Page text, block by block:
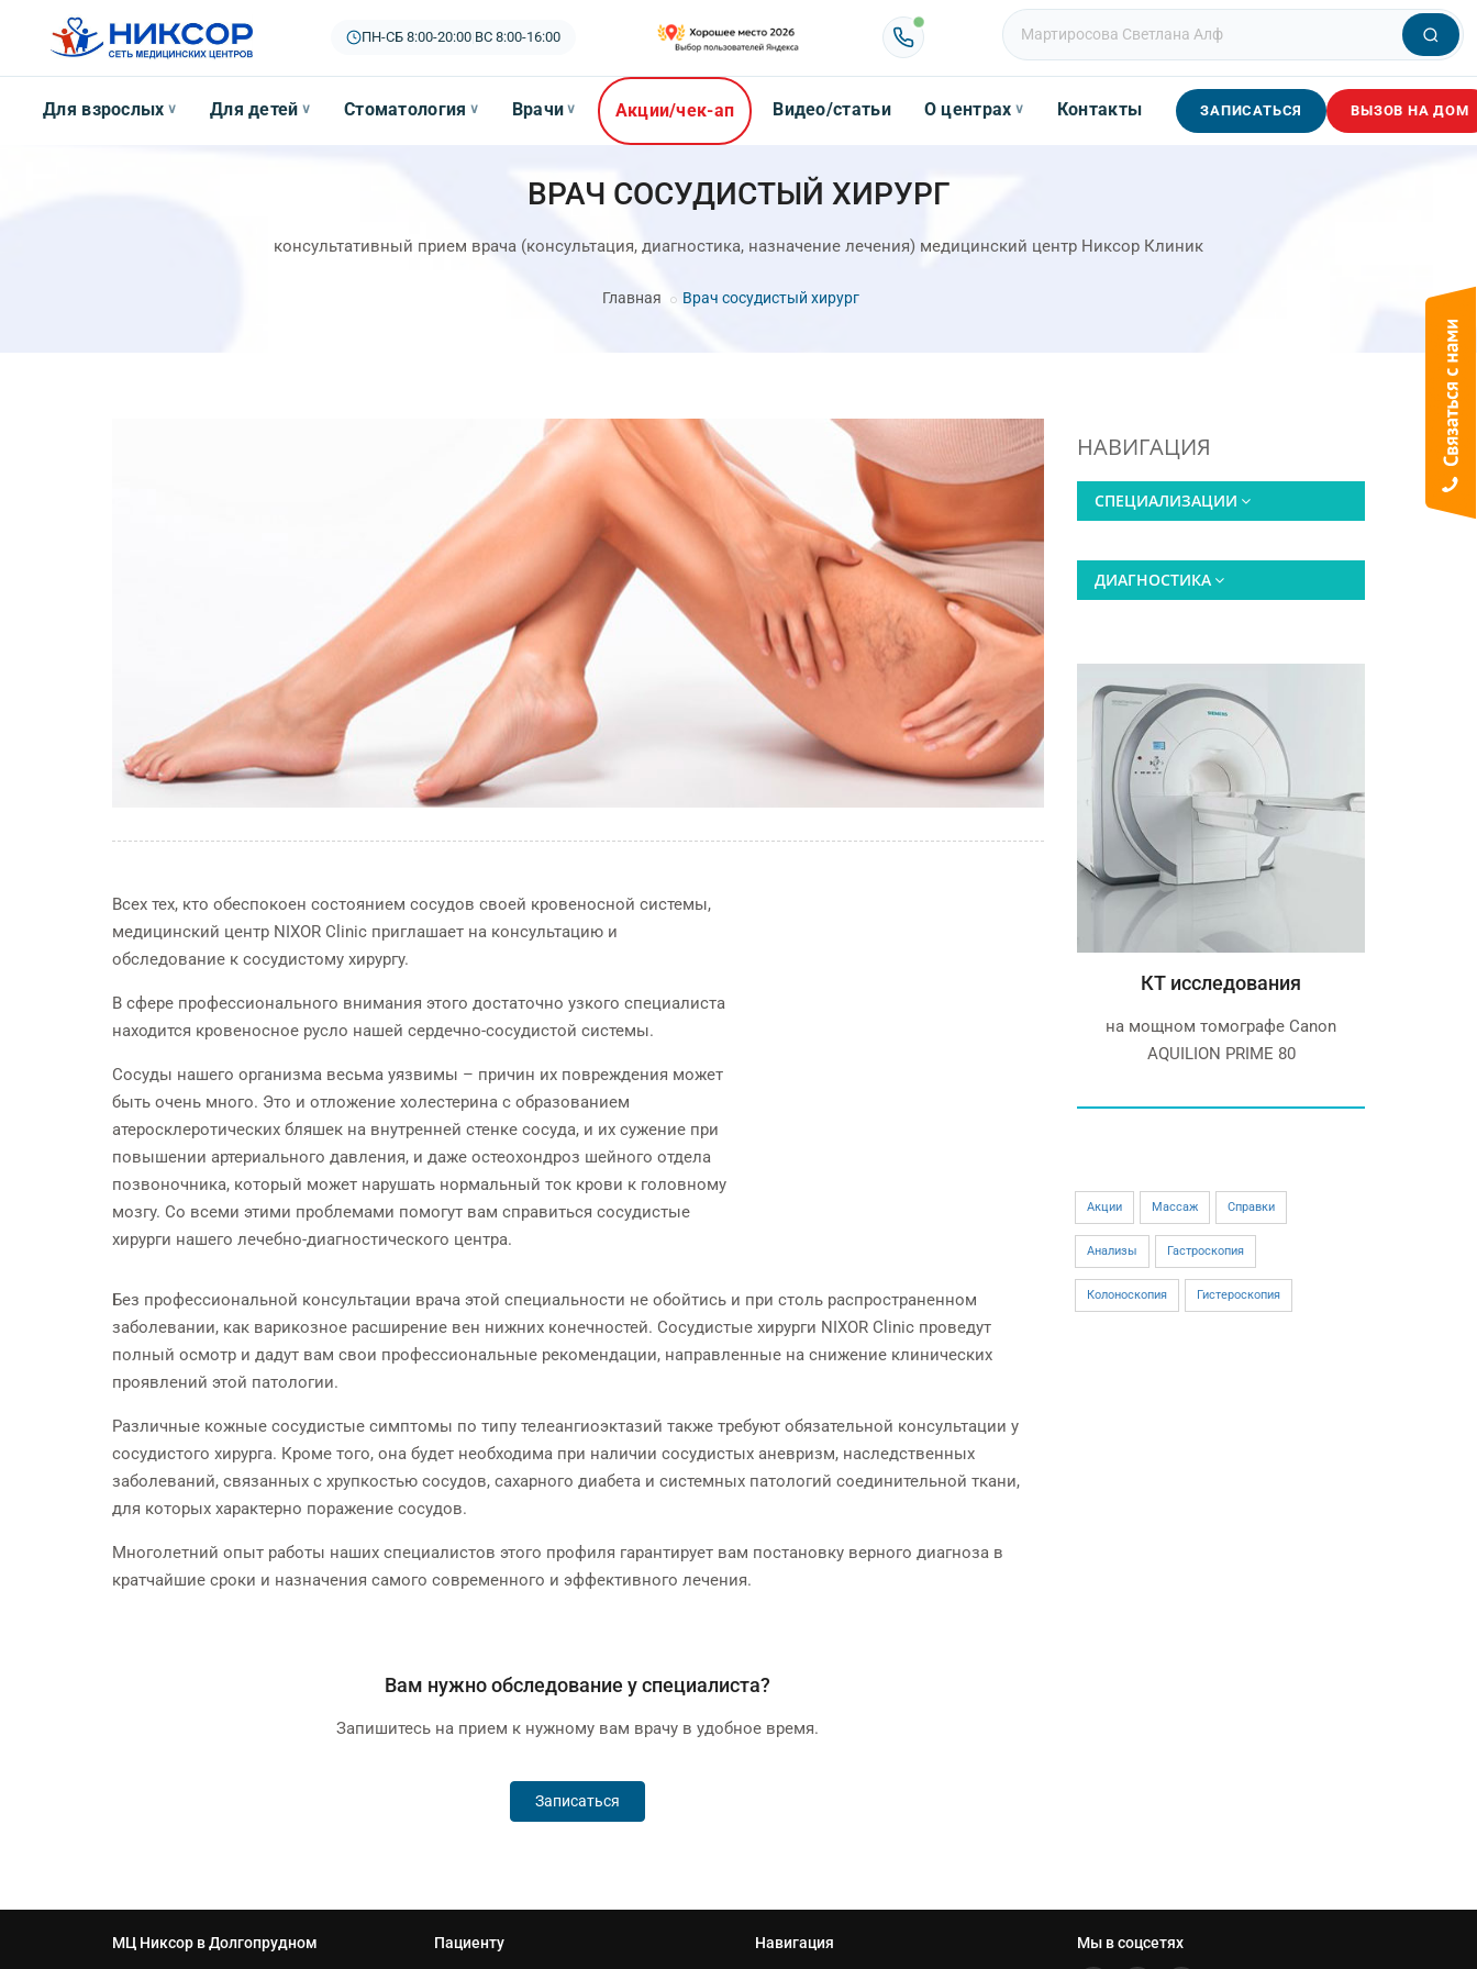
ПН-СБ 8:00-20:00| ВС 8:00-16:00
Для взрослых ∨ Для детей ∨ Стоматология ∨ Врачи ∨ Акции/чек-ап Видео/статьи О центрах ∨ Контакты ЗАПИСАТЬСЯ ВЫЗОВ НА ДОМ
ВРАЧ СОСУДИСТЫЙ ХИРУРГ
консультативный прием врача (консультация, диагностика, назначение лечения) медицинский центр Никсор Клиник
Главная Врач сосудистый хирург
Всех тех, кто обеспокоен состоянием сосудов своей кровеносной системы,
медицинский центр NIXOR Clinic приглашает на консультацию и
обследование к сосудистому хирургу.
В сфере профессионального внимания этого достаточно узкого специалиста
находится кровеносное русло нашей сердечно-сосудистой системы.
Сосуды нашего организма весьма уязвимы – причин их повреждения может
быть очень много. Это и отложение холестерина с образованием
атеросклеротических бляшек на внутренней стенке сосуда, и их сужение при
повышении артериального давления, и даже остеохондроз шейного отдела
позвоночника, который может нарушать нормальный ток крови к головному
мозгу. Со всеми этими проблемами помогут вам справиться сосудистые
хирурги нашего лечебно-диагностического центра.
Без профессиональной консультации врача этой специальности не обойтись и при столь распространенном
заболевании, как варикозное расширение вен нижних конечностей. Сосудистые хирурги NIXOR Clinic проведут
полный осмотр и дадут вам свои профессиональные рекомендации, направленные на снижение клинических
проявлений этой патологии.
Различные кожные сосудистые симптомы по типу телеангиоэктазий также требуют обязательной консультации у
сосудистого хирурга. Кроме того, она будет необходима при наличии сосудистых аневризм, наследственных
заболеваний, связанных с хрупкостью сосудов, сахарного диабета и системных патологий соединительной ткани,
для которых характерно поражение сосудов.
Многолетний опыт работы наших специалистов этого профиля гарантирует вам постановку верного диагноза в
кратчайшие сроки и назначения самого современного и эффективного лечения.
Вам нужно обследование у специалиста?
Запишитесь на прием к нужному вам врачу в удобное время.
Записаться
НАВИГАЦИЯ
СПЕЦИАЛИЗАЦИИ
ДИАГНОСТИКА
Simfony Magnetom
Бесплатная консультация у
Индивидуально для каждого
КТ исследования
на мощном томографе Canon
AQUILION PRIME 80
Акции Массаж Справки
Анализы Гастроскопия
Колоноскопия Гистероскопия
МЦ Никсор в Долгопрудном Пациенту Навигация Мы в соцсетях